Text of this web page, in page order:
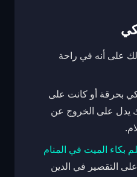
على أنه في راحة
بحرقة أو كانت على
يدل على الخروج عن
بكاء الميت في المنام
التقصير في الدين